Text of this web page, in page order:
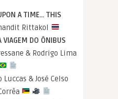
A TIME… THIS
Rittakol
DO ÔNIBUS
& Rodrigo Lima
Luccas & José Celso